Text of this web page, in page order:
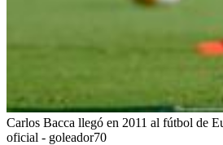
Carlos Bacca llegó en 2011 al fútbol de
oficial - goleador70